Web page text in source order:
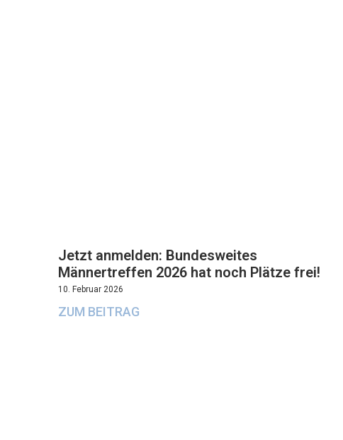
Jetzt anmelden: Bundesweites
Männertreffen 2026 hat noch Plätze frei!
10. Februar 2026
ZUM BEITRAG